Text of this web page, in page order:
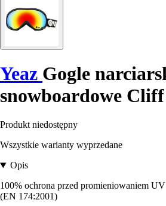
Yeaz Gogle
snowboardowe Cliff
Produkt niedostępny
Wszystkie warianty wyprzedane
Opis
100% ochrona przed promieniowaniem
(EN 174:2001)